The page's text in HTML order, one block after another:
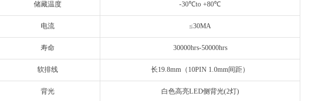
储藏温度 -30℃to +80℃
电流 ≤30MA
寿命 30000hrs-50000hrs
软排线 长19.8mm（10PIN 1.0mm间距）
背光 白色高亮LED侧背光(2灯)